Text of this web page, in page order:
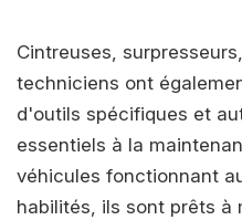
Cintreuses,
techniciens ont
d'outils spécifiques et
essentiels à la
véhicules fonctionnant
habilités, ils sont prêts à